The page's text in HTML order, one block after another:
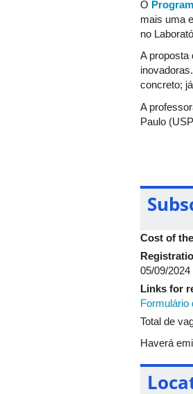
O
mais uma
no
A proposta
concreto;
A
Paulo
Cost of
05/09/2024
Links for
Formulário
Total de
Haverá